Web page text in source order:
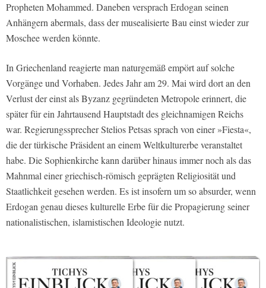
Propheten Mohammed. Daneben versprach Erdogan seinen
Anhängern abermals, dass der musealisierte Bau einst wieder zur
Moschee werden könnte.
In Griechenland reagierte man naturgemäß empört auf solche
Vorgänge und Vorhaben. Jedes Jahr am 29. Mai wird dort an den
Verlust der einst als Byzanz gegründeten Metropole erinnert, die
später für ein Jahrtausend Hauptstadt des gleichnamigen Reichs
war. Regierungssprecher Stelios Petsas sprach von einer »Fiesta«,
die der türkische Präsident an einem Weltkulturerbe veranstaltet
habe. Die Sophienkirche kann darüber hinaus immer noch als das
Mahnmal einer griechisch-römisch geprägten Religiosität und
Staatlichkeit gesehen werden. Es ist insofern um so absurder, wenn
Erdogan genau dieses kulturelle Erbe für die Propagierung seiner
nationalistischen, islamistischen Ideologie nutzt.